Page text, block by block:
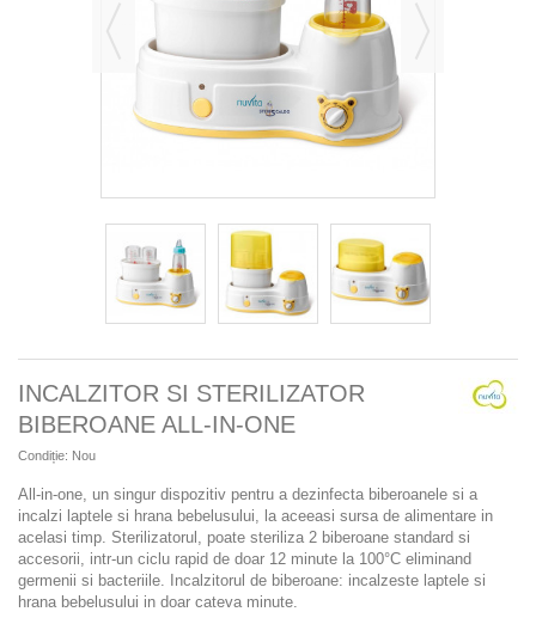
INCALZITOR SI STERILIZATOR
BIBEROANE ALL-IN-ONE
Condiție: Nou
All-in-one, un singur dispozitiv pentru a dezinfecta biberoanele si a
incalzi laptele si hrana bebelusului, la aceeasi sursa de alimentare in
acelasi timp. Sterilizatorul, poate steriliza 2 biberoane standard si
accesorii, intr-un ciclu rapid de doar 12 minute la 100°C eliminand
germenii si bacteriile. Incalzitorul de biberoane: incalzeste laptele si
hrana bebelusului in doar cateva minute.